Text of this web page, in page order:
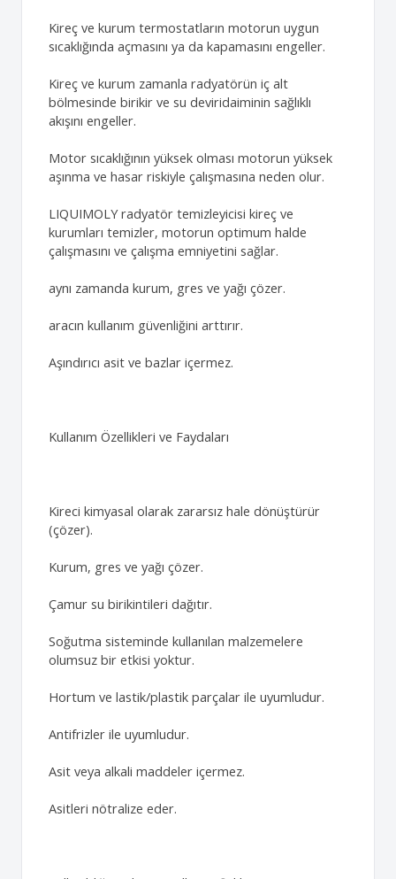
Kireç ve kurum termostatların motorun uygun
sıcaklığında açmasını ya da kapamasını engeller.
Kireç ve kurum zamanla radyatörün iç alt
bölmesinde birikir ve su deviridaiminin sağlıklı
akışını engeller.
Motor sıcaklığının yüksek olması motorun yüksek
aşınma ve hasar riskiyle çalışmasına neden olur.
LIQUIMOLY radyatör temizleyicisi kireç ve
kurumları temizler, motorun optimum halde
çalışmasını ve çalışma emniyetini sağlar.
aynı zamanda kurum, gres ve yağı çözer.
aracın kullanım güvenliğini arttırır.
Aşındırıcı asit ve bazlar içermez.
Kullanım Özellikleri ve Faydaları
Kireci kimyasal olarak zararsız hale dönüştürür
(çözer).
Kurum, gres ve yağı çözer.
Çamur su birikintileri dağıtır.
Soğutma sisteminde kullanılan malzemelere
olumsuz bir etkisi yoktur.
Hortum ve lastik/plastik parçalar ile uyumludur.
Antifrizler ile uyumludur.
Asit veya alkali maddeler içermez.
Asitleri nötralize eder.